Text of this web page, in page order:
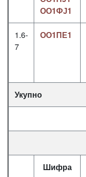
ОО1ФЈ1
1.6-
7
ОО1ПЕ1
Укупно
Шифра